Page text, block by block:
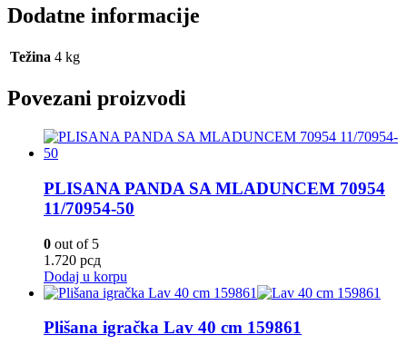
Dodatne informacije
Težina 4 kg
Povezani proizvodi
PLISANA PANDA SA MLADUNCEM 70954
11/70954-50
0 out of 5
1.720 рсд
Dodaj u korpu
Plišana igračka Lav 40 cm 159861